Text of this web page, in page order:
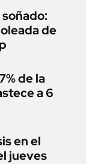
de
de la
a 6
en el
jueves